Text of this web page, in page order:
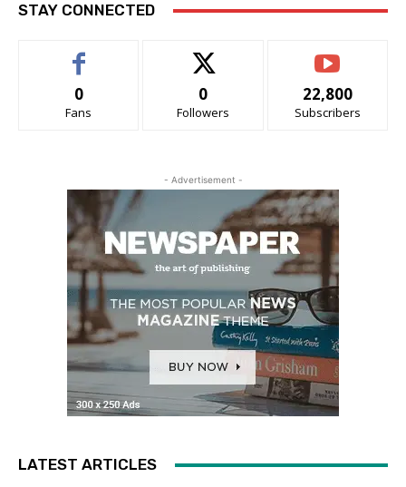
STAY CONNECTED
0
Fans
0
Followers
22,800
Subscribers
- Advertisement -
LATEST ARTICLES